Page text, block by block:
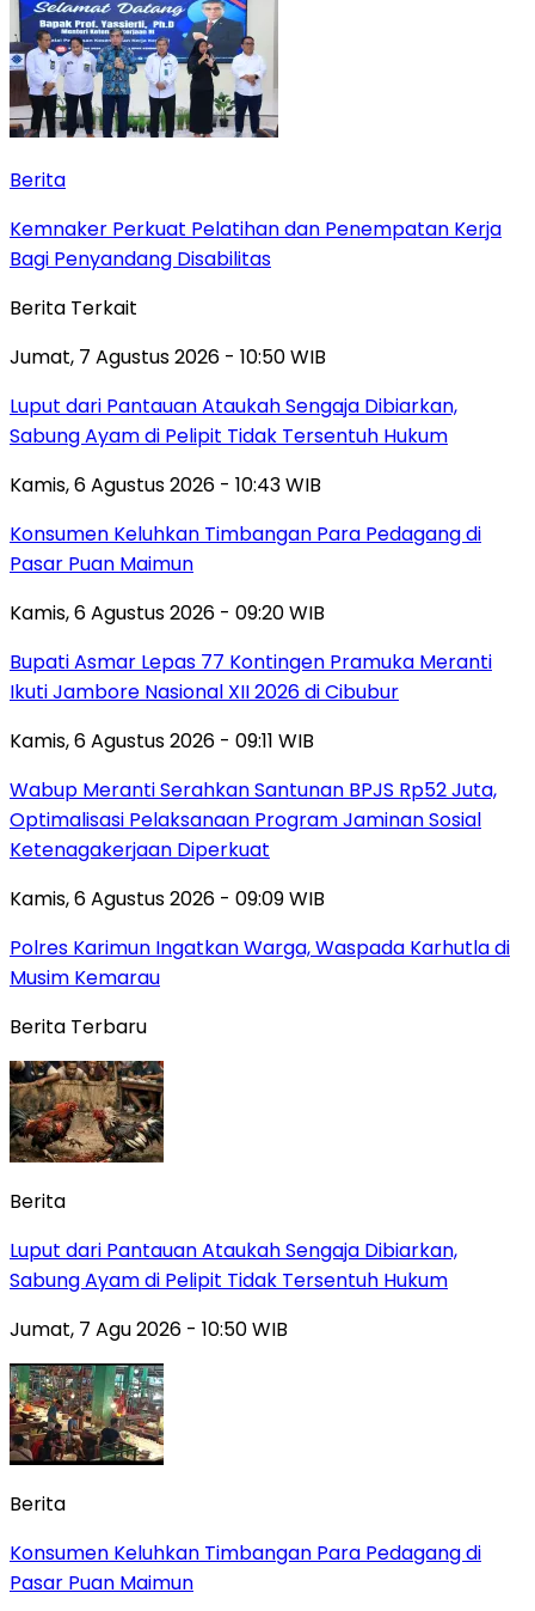
Berita
Kemnaker Perkuat Pelatihan dan Penempatan Kerja
Bagi Penyandang Disabilitas
Berita Terkait
Jumat, 7 Agustus 2026 - 10:50 WIB
Luput dari Pantauan Ataukah Sengaja Dibiarkan,
Sabung Ayam di Pelipit Tidak Tersentuh Hukum
Kamis, 6 Agustus 2026 - 10:43 WIB
Konsumen Keluhkan Timbangan Para Pedagang di
Pasar Puan Maimun
Kamis, 6 Agustus 2026 - 09:20 WIB
Bupati Asmar Lepas 77 Kontingen Pramuka Meranti
Ikuti Jambore Nasional XII 2026 di Cibubur
Kamis, 6 Agustus 2026 - 09:11 WIB
Wabup Meranti Serahkan Santunan BPJS Rp52 Juta,
Optimalisasi Pelaksanaan Program Jaminan Sosial
Ketenagakerjaan Diperkuat
Kamis, 6 Agustus 2026 - 09:09 WIB
Polres Karimun Ingatkan Warga, Waspada Karhutla di
Musim Kemarau
Berita Terbaru
Berita
Luput dari Pantauan Ataukah Sengaja Dibiarkan,
Sabung Ayam di Pelipit Tidak Tersentuh Hukum
Jumat, 7 Agu 2026 - 10:50 WIB
Berita
Konsumen Keluhkan Timbangan Para Pedagang di
Pasar Puan Maimun